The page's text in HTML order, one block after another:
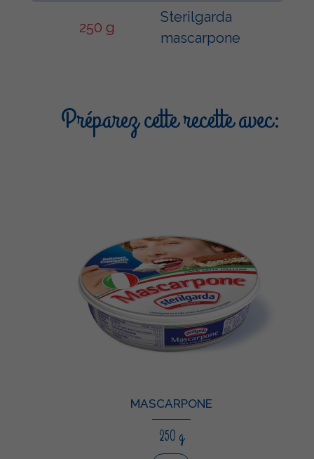
250 g
Sterilgarda
mascarpone
Préparez cette recette avec:
MASCARPONE
250 g